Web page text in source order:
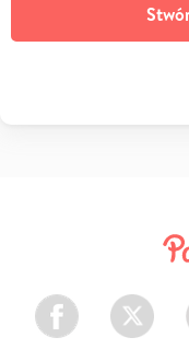
Facebook Twitter